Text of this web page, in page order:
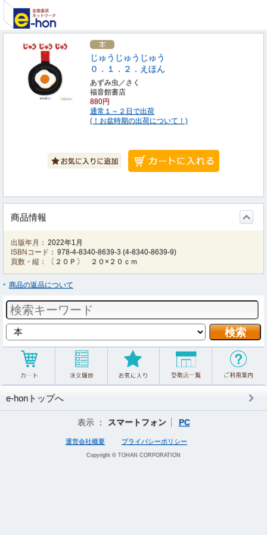
じゅうじゅうじゅう
０．１．２．えほん
あずみ虫／さく
福音館書店
880円
通常１～２日で出荷
(！お盆時期の出荷について！)
商品情報
出版年月： 2022年1月
ISBNコード： 978-4-8340-8639-3 (4-8340-8639-9)
頁数・縦：
〔２０Ｐ〕 ２０×２０ｃｍ
商品の返品について
e-honトップへ
表示 ： スマートフォン PC
運営会社概要 プライバシーポリシー
Copyright © TOHAN CORPORATION